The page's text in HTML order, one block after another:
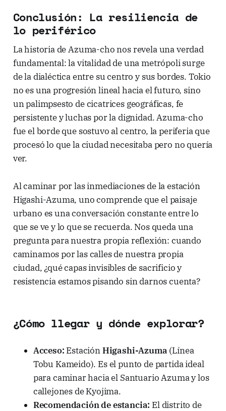
Conclusión: La resiliencia de
lo periférico
La historia de Azuma-cho nos revela una verdad
fundamental: la vitalidad de una metrópoli surge
de la dialéctica entre su centro y sus bordes. Tokio
no es una progresión lineal hacia el futuro, sino
un palimpsesto de cicatrices geográficas, fe
persistente y luchas por la dignidad. Azuma-cho
fue el borde que sostuvo al centro, la periferia que
procesó lo que la ciudad necesitaba pero no quería
ver.
Al caminar por las inmediaciones de la estación
Higashi-Azuma, uno comprende que el paisaje
urbano es una conversación constante entre lo
que se ve y lo que se recuerda. Nos queda una
pregunta para nuestra propia reflexión: cuando
caminamos por las calles de nuestra propia
ciudad, ¿qué capas invisibles de sacrificio y
resistencia estamos pisando sin darnos cuenta?
¿Cómo llegar y dónde explorar?
Acceso: EstaciónHigashi-Azuma (Línea
Tobu Kameido). Es el punto de partida ideal
para caminar hacia el Santuario Azuma y los
callejones de Kyojima.
Recomendación de estancia: El distrito de